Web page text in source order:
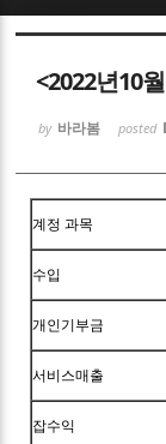
<2022년10
by 바라봄 posted
계정 과목
수입
개인기부금
서비스매출
잡수익